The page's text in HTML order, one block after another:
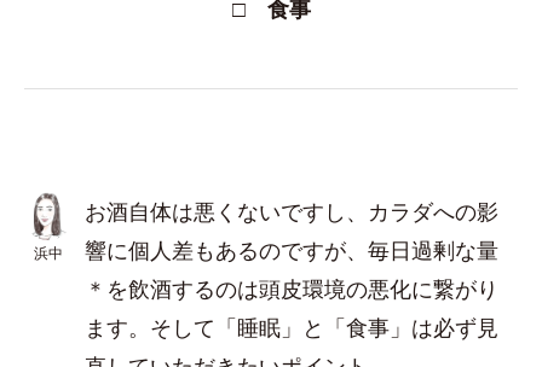
□ 食事
浜中
お酒自体は悪くないですし、カラダへの影
響に個人差もあるのですが、毎日過剰な量
＊を飲酒するのは頭皮環境の悪化に繋がり
ます。そして「睡眠」と「食事」は必ず見